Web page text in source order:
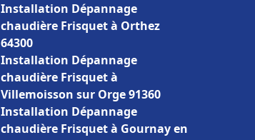
Installation Dépannage
chaudière Frisquet à Orthez
64300
Installation Dépannage
chaudière Frisquet à
Villemoisson sur Orge 91360
Installation Dépannage
chaudière Frisquet à Gournay en